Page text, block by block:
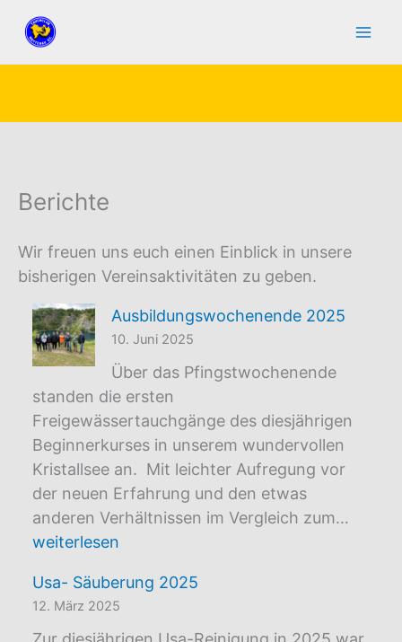
Inhalt
Berichte
Wir freuen uns euch einen Einblick in unsere
bisherigen Vereinsaktivitäten zu geben.
Ausbildungswochenende 2025
10. Juni 2025
Über das Pfingstwochenende
standen die ersten
Freigewässertauchgänge des diesjährigen
Beginnerkurses in unserem wundervollen
Kristallsee an. Mit leichter Aufregung vor
der neuen Erfahrung und den etwas
anderen Verhältnissen im Vergleich zum…
weiterlesen
Usa- Säuberung 2025
12. März 2025